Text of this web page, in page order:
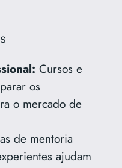
Cursos e
os
o mercado de
de mentoria
ajudam